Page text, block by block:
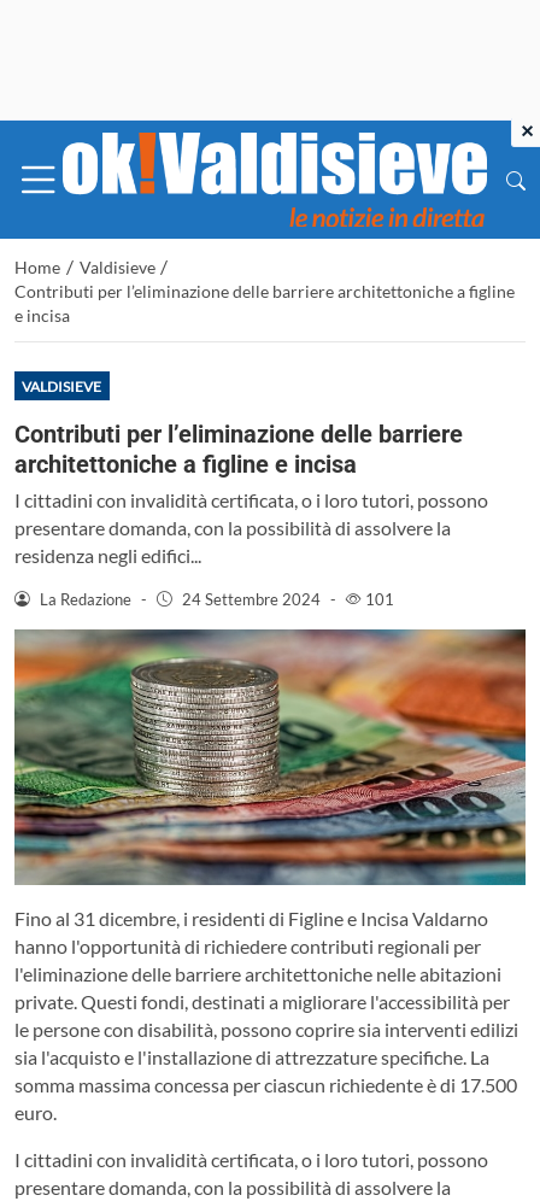
Home / Valdisieve /
Contributi per l’eliminazione delle barriere architettoniche a figline
e incisa
VALDISIEVE
Contributi per l’eliminazione delle barriere
architettoniche a figline e incisa
I cittadini con invalidità certificata, o i loro tutori, possono
presentare domanda, con la possibilità di assolvere la
residenza negli edifici...
La Redazione - 24 Settembre 2024 - 101
Fino al 31 dicembre, i residenti di Figline e Incisa Valdarno
hanno l'opportunità di richiedere contributi regionali per
l'eliminazione delle barriere architettoniche nelle abitazioni
private. Questi fondi, destinati a migliorare l'accessibilità per
le persone con disabilità, possono coprire sia interventi edilizi
sia l'acquisto e l'installazione di attrezzature specifiche. La
somma massima concessa per ciascun richiedente è di 17.500
euro.
I cittadini con invalidità certificata, o i loro tutori, possono
presentare domanda, con la possibilità di assolvere la
×